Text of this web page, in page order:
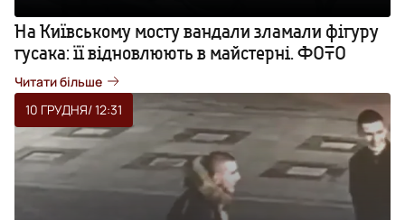
На Київському мосту вандали зламали фігуру
гусака: її відновлюють в майстерні. ФОТО
Читати більше
10 ГРУДНЯ/ 12:31